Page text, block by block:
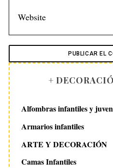
+
Alfombras infantiles y
Armarios infantiles
ARTE Y DECORACIÓN
Camas Infantiles